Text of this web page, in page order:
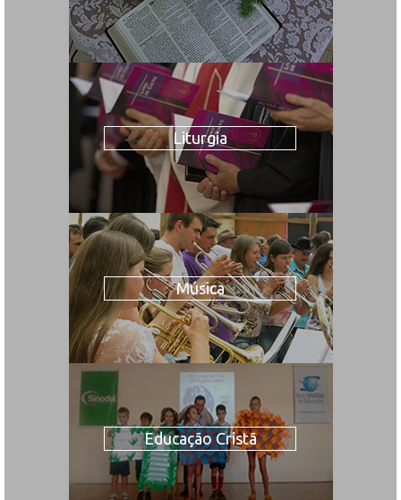
Liturgia
Música
Educação Cristã